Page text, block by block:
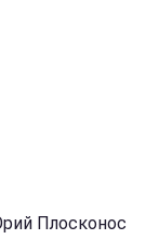
Плосконос